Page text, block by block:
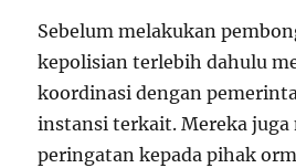
Sebelum melakukan
kepolisian terlebih dahulu
koordinasi dengan
instansi terkait. Mereka juga
peringatan kepada pihak